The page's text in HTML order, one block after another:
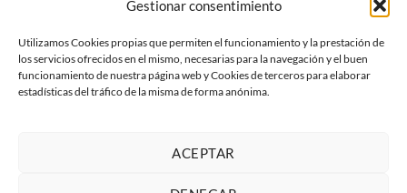
Gestionar consentimiento
Utilizamos Cookies propias que permiten el funcionamiento y la prestación de
los servicios ofrecidos en el mismo, necesarias para la navegación y el buen
funcionamiento de nuestra página web y Cookies de terceros para elaborar
estadísticas del tráfico de la misma de forma anónima.
ACEPTAR
INFORMACIÓN LEGAL
Aviso Legal